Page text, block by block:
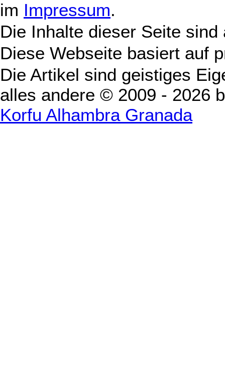
im Impressum.
Die Inhalte dieser Seite
Diese Webseite basiert auf
Die Artikel sind geistiges
alles andere © 2009 - 2026
Korfu Alhambra Granada